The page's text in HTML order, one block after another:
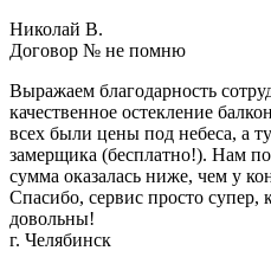
Николай В.
Договор № не помню
Выражаем благодарность
качественное остекление
всех были цены под небеса, а
замерщика (бесплатно!). Нам
сумма оказалась ниже, чем у
Спасибо, сервис просто
довольны!
г. Челябинск